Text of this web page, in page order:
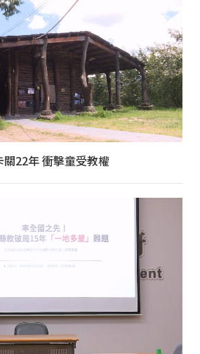
22年 衝擊童受教權